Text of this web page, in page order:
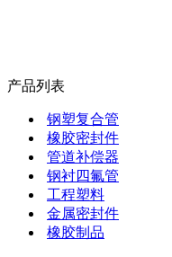
产品列表
钢塑复合管
橡胶密封件
管道补偿器
钢衬四氟管
工程塑料
金属密封件
橡胶制品